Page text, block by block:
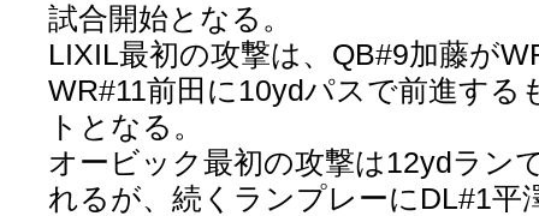
試合開始となる。
LIXIL最初の攻撃は、QB#9加藤が
WR#11前田に10ydパスで前進する
トとなる。
オービック最初の攻撃は12ydラン
れるが、続くランプレーにDL#1平